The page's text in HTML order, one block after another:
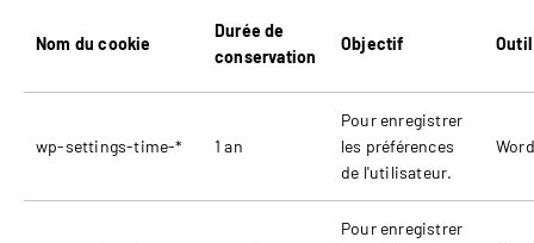
Nom du cookie
Durée de
conservation
Objectif Outil
wp-settings-time-* 1 an
Pour enregistrer
les préférences
de l'utilisateur.
Pour enregistrer